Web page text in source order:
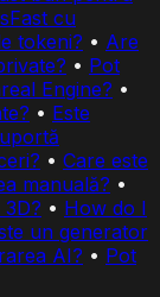
cu
tokeni? • Are
• Pot
Engine? •
• Este
• Care este
manuală? •
• How do I
un generator
AI? • Pot